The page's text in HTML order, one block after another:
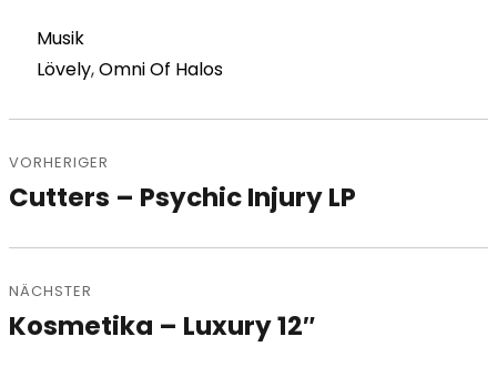
Kategorien
Musik
Schlagwörter
Lövely,Omni Of Halos
VORHERIGER
Vorheriger
Cutters – Psychic Injury LP
NÄCHSTER
Nächster
Kosmetika – Luxury 12″